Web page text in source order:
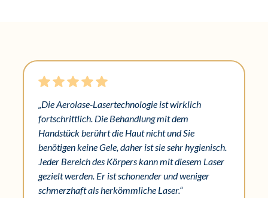
„Die Aerolase-Lasertechnologie ist wirklich
fortschrittlich. Die Behandlung mit dem
Handstück berührt die Haut nicht und Sie
benötigen keine Gele, daher ist sie sehr hygienisch.
Jeder Bereich des Körpers kann mit diesem Laser
gezielt werden. Er ist schonender und weniger
schmerzhaft als herkömmliche Laser.“